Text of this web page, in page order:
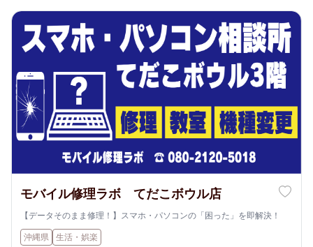
モバイル修理ラボ てだこボウル店
【データそのまま修理！】スマホ・パソコンの「困った」を即解決！
沖縄県 生活・娯楽